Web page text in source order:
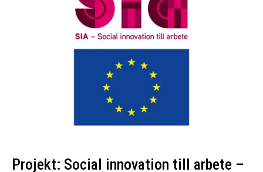
Projekt: Social innovation till arbete –